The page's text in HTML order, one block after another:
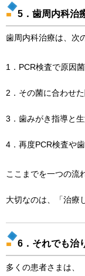
5．歯周内科治
歯周内科治療は、次
1．PCR検査で原因
2．その菌に合わせ
3．歯みがき指導と
4．再度PCR検査や
ここまでを一つの流
大切なのは、「治療
6．それでも治
多くの患者さまは、